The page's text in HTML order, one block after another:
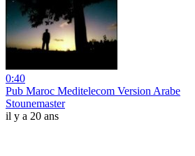
0:40
Pub Maroc Meditelecom Version Arabe
Stounemaster
il y a 20 ans